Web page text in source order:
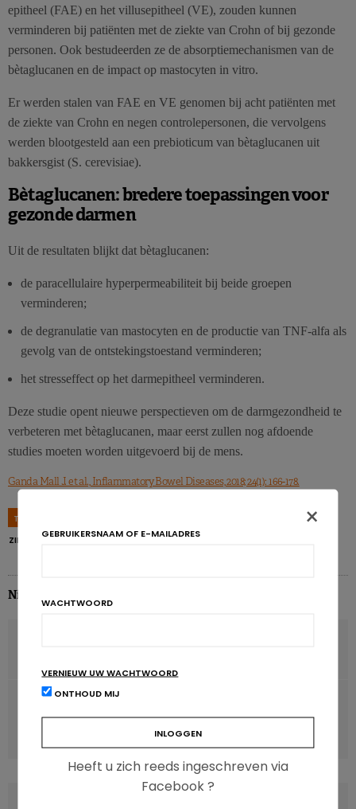
epitheel (FAE) en het villusepitheel (VE), zouden kunnen
verminderen bij patiënten met de ziekte van Crohn of bij gezonde
personen. Ook bestudeerden ze de absorptiemechanismen van de
bètaglucanen en de impact op mastocyten in vitro.
Er werden stalen van FAE en VE genomen bij acht patiënten met
de ziekte van Crohn en negen controlepersonen, die vervolgens
werden blootgesteld aan een prebioticum van bètaglucanen uit
bakkersgist (S. cerevisiae).
Bètaglucanen: bredere toepassingen voor
gezonde darmen
Uit de resultaten blijkt dat bètaglucanen:
de paracellulaire hyperpermeabiliteit bij beide groepen
verminderen;
de degranulatie van mastocyten en de productie van TNF-alfa als
gevolg van de ontstekingstoestand verminderen;
het stresseffect op het darmepitheel verminderen.
Deze studie opent nieuwe perspectieven om de darmgezondheid te
verbeteren met bètaglucanen, maar eerst zullen nog afdoende
studies moeten worden uitgevoerd bij de mens.
Ganda Mall J. et al., Inflammatory Bowel Diseases, 2018; 24(1): 166-178.
TAGS
ZIEKTE VAN CROHN
Nina van Delft
Lowcarb- of lowfatdieet? Het resultaat is hetzelfde,
ondanks de genetica
×
GEBRUIKERSNAAM OF E-MAILADRES
WACHTWOORD
VERNIEUW UW WACHTWOORD
ONTHOUD MIJ
Heeft u zich reeds ingeschreven via
Facebook ?